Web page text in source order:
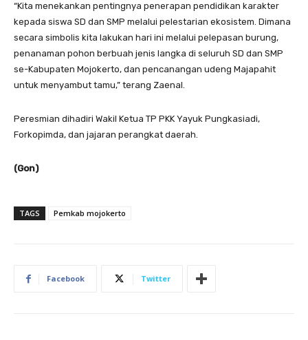
“Kita menekankan pentingnya penerapan pendidikan karakter
kepada siswa SD dan SMP melalui pelestarian ekosistem. Dimana
secara simbolis kita lakukan hari ini melalui pelepasan burung,
penanaman pohon berbuah jenis langka di seluruh SD dan SMP
se-Kabupaten Mojokerto, dan pencanangan udeng Majapahit
untuk menyambut tamu,” terang Zaenal.
Peresmian dihadiri Wakil Ketua TP PKK Yayuk Pungkasiadi,
Forkopimda, dan jajaran perangkat daerah.
(Gon)
TAGS Pemkab mojokerto
Facebook Twitter